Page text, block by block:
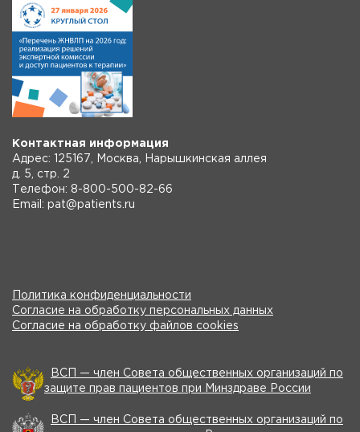
Контактная информация
Адрес: 125167, Москва, Нарышкинская аллея
д. 5, стр. 2
Телефон: 8-800-500-82-66
Email: pat@patients.ru
Политика конфиденциальности
Согласие на обработку персональных данных
Согласие на обработку файлов cookies
ВСП — член Совета общественных организаций по
защите прав пациентов при Минздраве России
ВСП — член Совета общественных организаций по